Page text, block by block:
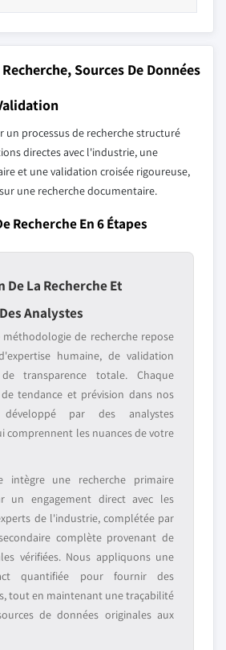
Sources De Données
un processus de recherche structuré
directes avec l'industrie, une
et une validation croisée rigoureuse,
une recherche documentaire.
Recherche En 6 Étapes
De La Recherche Et
Analystes
méthodologie de recherche repose
humaine, de validation
transparence totale. Chaque
tendance et prévision dans nos
par des analystes
comprennent les nuances de votre
intègre une recherche primaire
un engagement direct avec les
de l'industrie, complétée par
complète provenant de
vérifiées. Nous appliquons une
quantifiée pour fournir des
tout en maintenant une traçabilité
de données originales aux